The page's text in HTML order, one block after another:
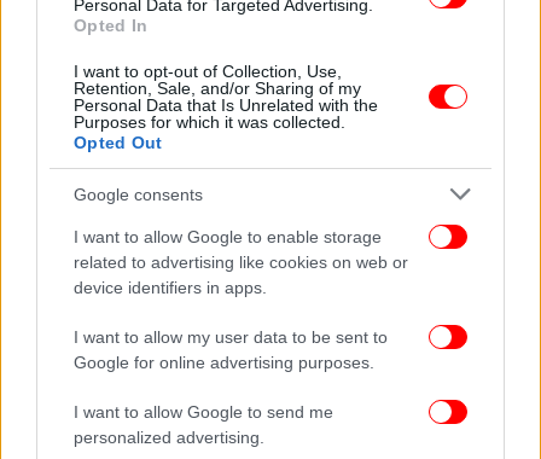
Personal Data for Targeted Advertising.
Opted In
I want to opt-out of Collection, Use,
Retention, Sale, and/or Sharing of my
Personal Data that Is Unrelated with the
Purposes for which it was collected.
Opted Out
Google consents
I want to allow Google to enable storage
related to advertising like cookies on web or
device identifiers in apps.
I want to allow my user data to be sent to
Google for online advertising purposes.
I want to allow Google to send me
personalized advertising.